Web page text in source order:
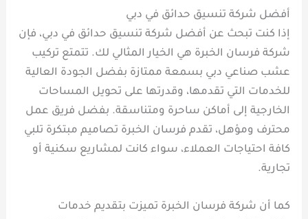
أفضل شركة تنسيق حدائق في دبي
إذا كنت تبحث عن أفضل شركة تنسيق حدائق في دبي، فإن
شركة فرسان الخبرة هي الخيار المثالي لك. تتمتع تركيب
عشب صناعي دبي بسمعة ممتازة بفضل الجودة العالية
للخدمات التي تقدمها، وقدرتها على تحويل المساحات
الخارجية إلى أماكن ساحرة ومتناسقة. بفضل فريق عمل
محترف ومؤهل، تقدم فرسان الخبرة تصاميم مبتكرة تلبي
كافة احتياجات العملاء، سواء كانت لمشاريع سكنية أو
تجارية.
كما أن شركة فرسان الخبرة تميزت بتقديم خدمات